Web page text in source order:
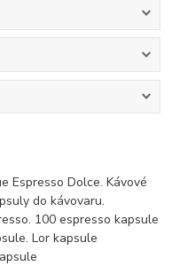
Espresso Dolce. Kávové
do kávovaru.
100 espresso kapsule
Lor kapsule